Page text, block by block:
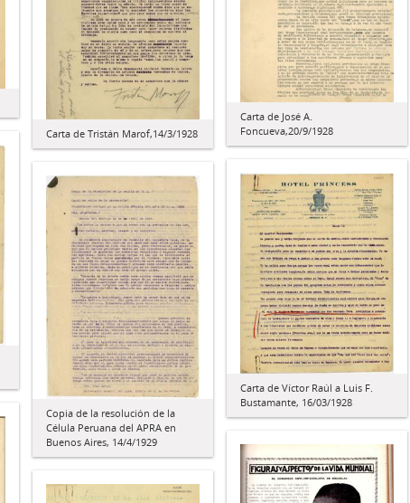
Carta de José A.
Foncueva,20/9/1928
Carta de Tristán Marof,14/3/1928
Carta de Víctor Raúl a Luis F.
Bustamante, 16/03/1928
Copia de la resolución de la
Célula Peruana del APRA en
Buenos Aires, 14/4/1929